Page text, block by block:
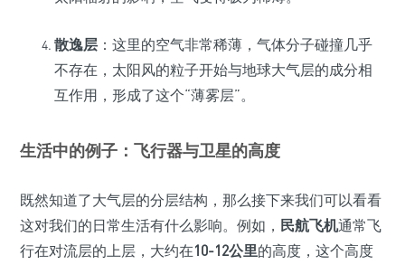
散逸层 ：这里的空气非常稀薄，气体分子碰撞几乎
不存在，太阳风的粒子开始与地球大气层的成分相
互作用，形成了这个“薄雾层”。
生活中的例子：飞行器与卫星的高度
既然知道了大气层的分层结构，那么接下来我们可以看看
这对我们的日常生活有什么影响。例如， 民航飞机通常飞
行在对流层的上层，大约在10-12公里的高度，这个高度